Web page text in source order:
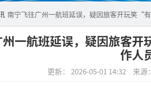
南宁飞往广州一航班延误，疑因旅客开玩笑“
州一航班延误，疑因旅客
作人
更新： 2026-05-01 14:32 来源